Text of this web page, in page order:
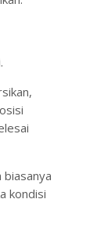
kondisi